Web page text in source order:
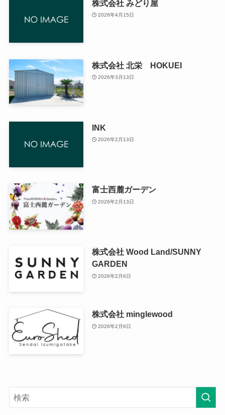
株式会社 みどり屋
2026年4月15日
株式会社 北栄 HOKUEI
2026年3月13日
INK
2026年2月13日
富士西麓ガーデン
2026年2月13日
株式会社 Wood Land/SUNNY
GARDEN
2026年2月6日
株式会社 minglewood
2026年2月6日